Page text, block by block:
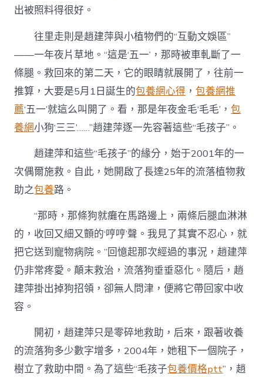
出被照料得很好。
往里走則是趙建萍與小植物們的“互動文娛區”
——一年夜片草地。“這是‘五一’，那時被車軋斷了一
條腿。救回來的第二天，它的眼睛就展開了，往前一
推算，大要是5月1日誕生的包養網心得 ，包養網推
薦‘五一’就這么叫開了。看，那是年夜金毛‘毛毛’，包
養網小狗‘三三’……”趙建萍逐一先容著這些“毛孩子”。
趙建萍和這些“毛孩子”的緣分，始于2001年的一
次偶爾施救。自此，她開啟了長達25年的流落植物救
助之包養路。
“那時，那條狗就癱在馬路邊上，兩條后腿血淋淋
的，收回又細又顫的‘哼哼’聲。我見了其實不忍心，就
把它送到寵物病院。”回憶起那次經過的事況，趙建萍
仍非常疼愛。顛末救治，流落狗垂垂惡化。隨后，趙
建萍掛出掉狗招領，卻無人問津，便將它帶回家中收
容。
開初，趙建萍只是零碎地救助，后來，跟著收養
的流落狗多少數字增多，2004年，她租下一個院子，
樹立了救助中間。為了這些“毛孩子包養價格ptt”，趙